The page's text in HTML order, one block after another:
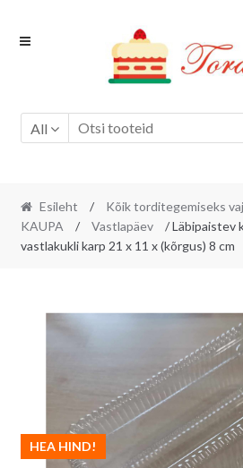
Skip
Skip
All
Esileht /
Kõik torditegemiseks
KAUPA
/ Vastlapäev
/ Läbipaistev
vastlakukli karp 21 x 11 x (kõrgus) 8 cm
HEA HIND!